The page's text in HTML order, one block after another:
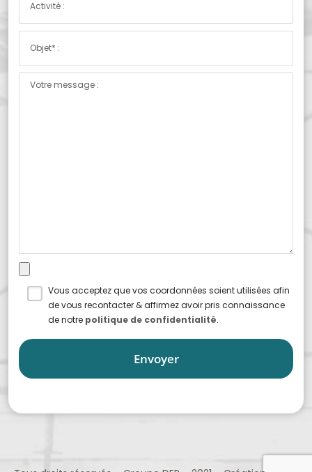
Vous acceptez que vos coordonnées soient utilisées afin
de vous recontacter & affirmez avoir pris connaissance
de notre politique de confidentialité.